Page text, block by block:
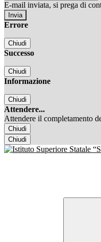
E-mail inviata, si prega di
Errore
Chiudi
Successo
Chiudi
Informazione
Chiudi
Attendere...
Attendere il completamento
Chiudi
Chiudi